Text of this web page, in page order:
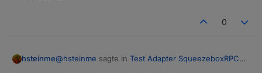
0
hsteinme@hsteinme sagte in Test Adapter SqueezeboxRPC